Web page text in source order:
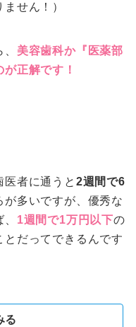
せん！）
美容歯科か『医薬部
正解です！
者に通うと 2週間で6
が多いですが、優秀な
1週間で1万円以下の
だってできるんです
る